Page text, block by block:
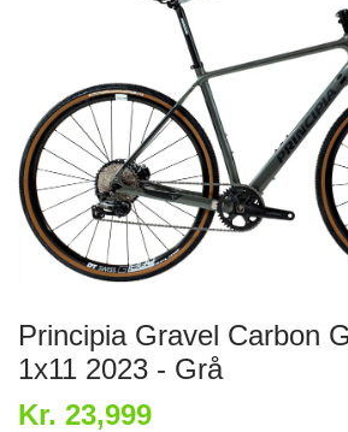
Principia Gravel Carbon
1x11 2023 - Grå
Kr. 23,999